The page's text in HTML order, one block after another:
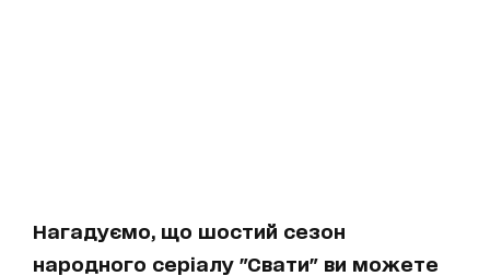
Нагадуємо, що шостий сезон
народного серіалу "Свати" ви можете